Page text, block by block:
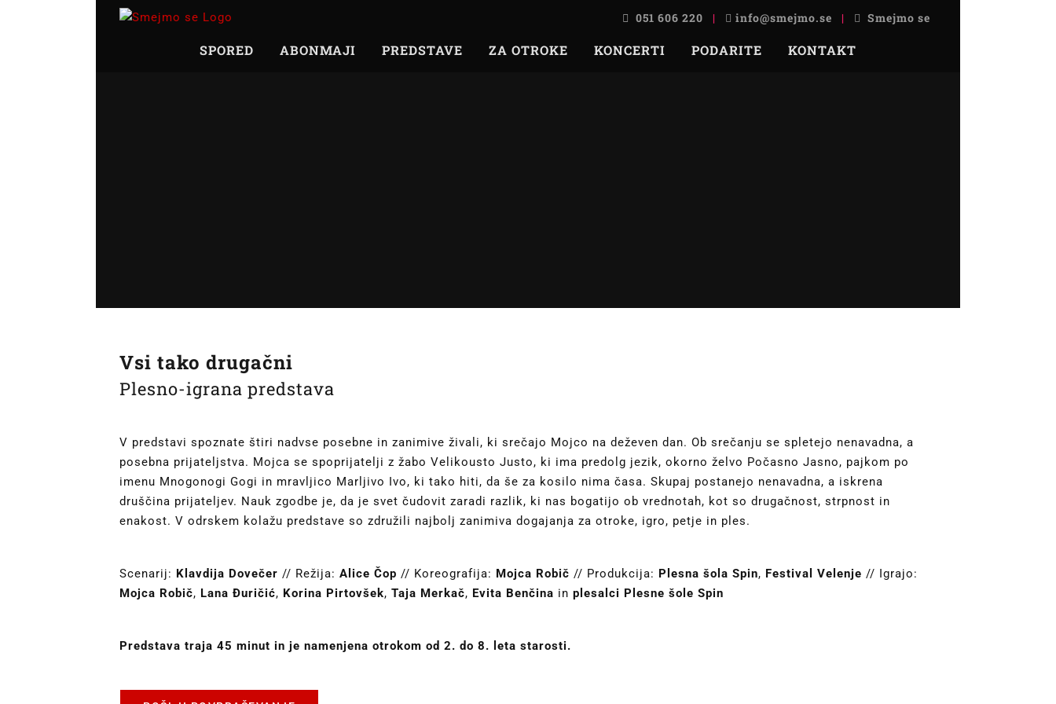
051 606 220 | info@smejmo.se | Smejmo se
SPORED ABONMAJI PREDSTAVE ZA OTROKE KONCERTI PODARITE KONTAKT
Vsi tako drugačni
Plesno-igrana predstava
V predstavi spoznate štiri nadvse posebne in zanimive živali, ki srečajo Mojco na deževen dan. Ob srečanju se spletejo nenavadna, a
posebna prijateljstva. Mojca se spoprijatelji z žabo Velikousto Justo, ki ima predolg jezik, okorno želvo Počasno Jasno, pajkom po
imenu Mnogonogi Gogi in mravljico Marljivo Ivo, ki tako hiti, da še za kosilo nima časa. Skupaj postanejo nenavadna, a iskrena
druščina prijateljev. Nauk zgodbe je, da je svet čudovit zaradi razlik, ki nas bogatijo ob vrednotah, kot so drugačnost, strpnost in
enakost. V odrskem kolažu predstave so združili najbolj zanimiva dogajanja za otroke, igro, petje in ples.
Scenarij: Klavdija Dovečer // Režija: Alice Čop // Koreografija: Mojca Robič // Produkcija: Plesna šola Spin, Festival Velenje // Igrajo:
Mojca Robič, Lana Đuričić, Korina Pirtovšek, Taja Merkač, Evita Benčina in plesalci Plesne šole Spin
Predstava traja 45 minut in je namenjena otrokom od 2. do 8. leta starosti.